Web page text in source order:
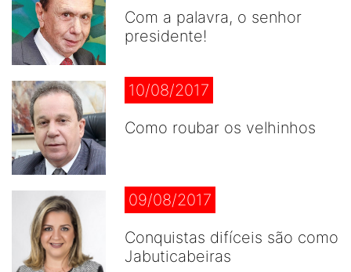
Com a palavra, o senhor
presidente!
10/08/2017
Como roubar os velhinhos
09/08/2017
Conquistas difíceis são como
Jabuticabeiras